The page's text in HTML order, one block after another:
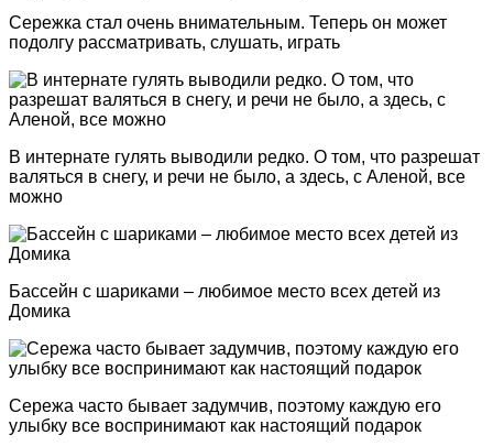
Сережка стал очень внимательным. Теперь он может
подолгу рассматривать, слушать, играть
В интернате гулять выводили редко. О том, что разрешат
валяться в снегу, и речи не было, а здесь, с Аленой, все
можно
Бассейн с шариками – любимое место всех детей из
Домика
Сережа часто бывает задумчив, поэтому каждую его
улыбку все воспринимают как настоящий подарок